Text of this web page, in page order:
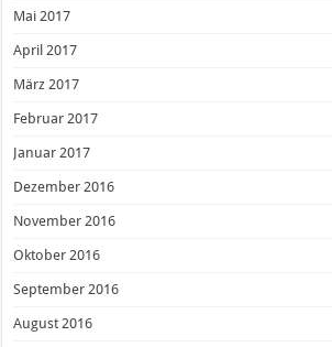
Mai 2017
April 2017
März 2017
Februar 2017
Januar 2017
Dezember 2016
November 2016
Oktober 2016
September 2016
August 2016